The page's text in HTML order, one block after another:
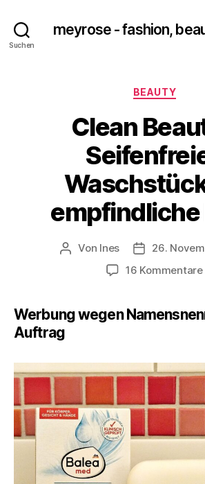
Suchen
meyrose - fashion,
BEAUTY
Clean
empfindliche
Beitragsautor
Von Ines
26.
16 Kommentare
Werbung wegen
Auftrag